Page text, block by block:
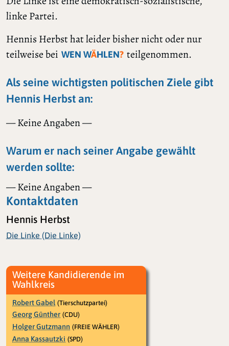
linke Partei.
Hennis Herbst hat leider bisher nicht oder nur
teilweise bei WEN WÄHLEN? teilgenommen.
Als seine wichtigsten politischen Ziele gibt
Hennis Herbst an:
— Keine Angaben —
Warum er nach seiner Angabe gewählt
werden sollte:
— Keine Angaben —
Kontaktdaten
Hennis Herbst
Die Linke (Die Linke)
Weitere Kandidierende im
Wahlkreis
Robert Gabel (Tierschutzpartei)
Georg Günther (CDU)
Holger Gutzmann (FREIE WÄHLER)
Anna Kassautzki (SPD)